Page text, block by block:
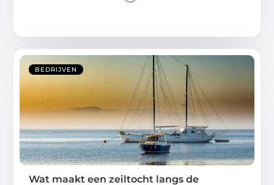
BEDRIJVEN
Wat maakt een zeiltocht langs de